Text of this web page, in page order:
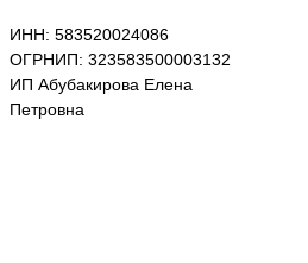
ИНН: 583520024086
ОГРНИП: 323583500003132
ИП Абубакирова Елена
Петровна